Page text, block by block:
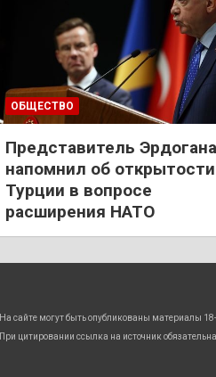
ОБЩЕСТВО
Представитель Эрдогана
напомнил об открытости
Турции в вопросе
расширения НАТО
На сайте могут быть опубликованы материалы
При цитировании ссылка на источник обязательна.